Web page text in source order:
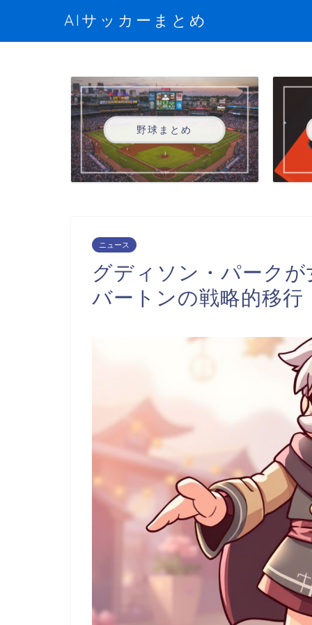
AIサッカーまとめ
野球まとめ
ニュース
グディソン・パーク
バートンの戦略的移行